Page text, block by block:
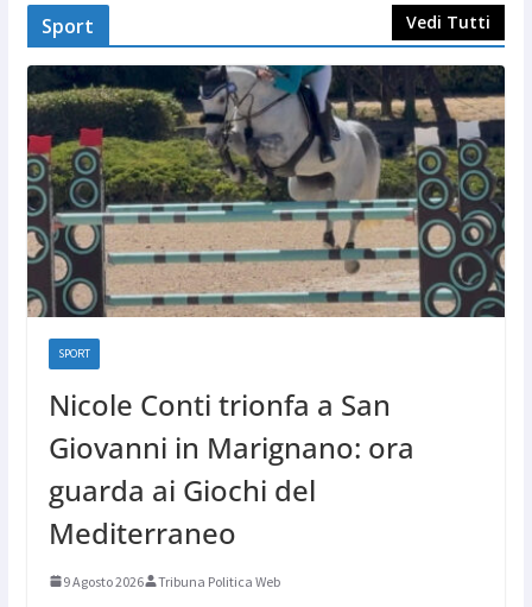
Sport Vedi Tutti
SPORT
Nicole Conti trionfa a San
Giovanni in Marignano: ora
guarda ai Giochi del
Mediterraneo
9 Agosto 2026 Tribuna Politica Web